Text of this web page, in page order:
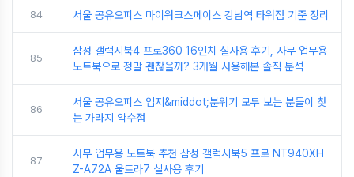
84 서울 공유오피스 마이워크스페이스 강남역 타워점 기준 정리
85
삼성 갤럭시북4 프로360 16인치 실사용 후기, 사무 업무용
노트북으로 정말 괜찮을까? 3개월 사용해본 솔직 분석
86
서울 공유오피스 입지&middot;분위기 모두 보는 분들이 찾
는 가라지 약수점
87
사무 업무용 노트북 추천 삼성 갤럭시북5 프로 NT940XH
Z-A72A 울트라7 실사용 후기